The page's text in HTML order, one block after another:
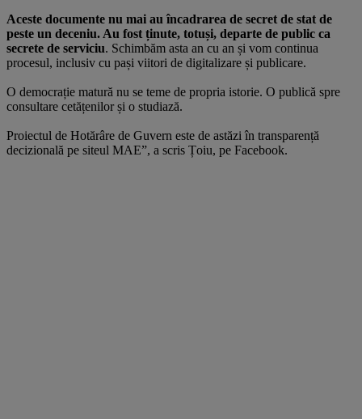
Aceste documente nu mai au încadrarea de secret de stat de
peste un deceniu. Au fost ținute, totuși, departe de public ca
secrete de serviciu. Schimbăm asta an cu an și vom continua
procesul, inclusiv cu pași viitori de digitalizare și publicare.
O democrație matură nu se teme de propria istorie. O publică spre
consultare cetățenilor și o studiază.
Proiectul de Hotărâre de Guvern este de astăzi în transparență
decizională pe siteul MAE”, a scris Țoiu, pe Facebook.